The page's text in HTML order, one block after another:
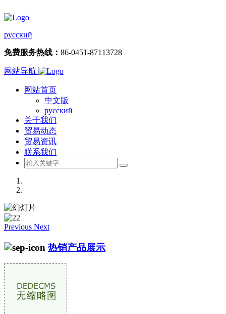
русский
免费服务热线： 86-0451-87113728
网站导航
网站首页
中文版
русский
关于我们
贸易动态
贸易资讯
联系我们
Previous Next
热销产品展示